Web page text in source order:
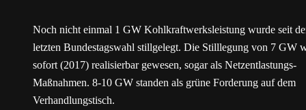
Noch nicht einmal 1 GW Kohlkraftwerksleistung wurde seit
letzten Bundestagswahl stillgelegt. Die Stilllegung von 7 GW
sofort (2017) realisierbar gewesen, sogar als Netzentlastungs-
Maßnahmen. 8-10 GW standen als grüne Forderung auf dem
Verhandlungstisch.